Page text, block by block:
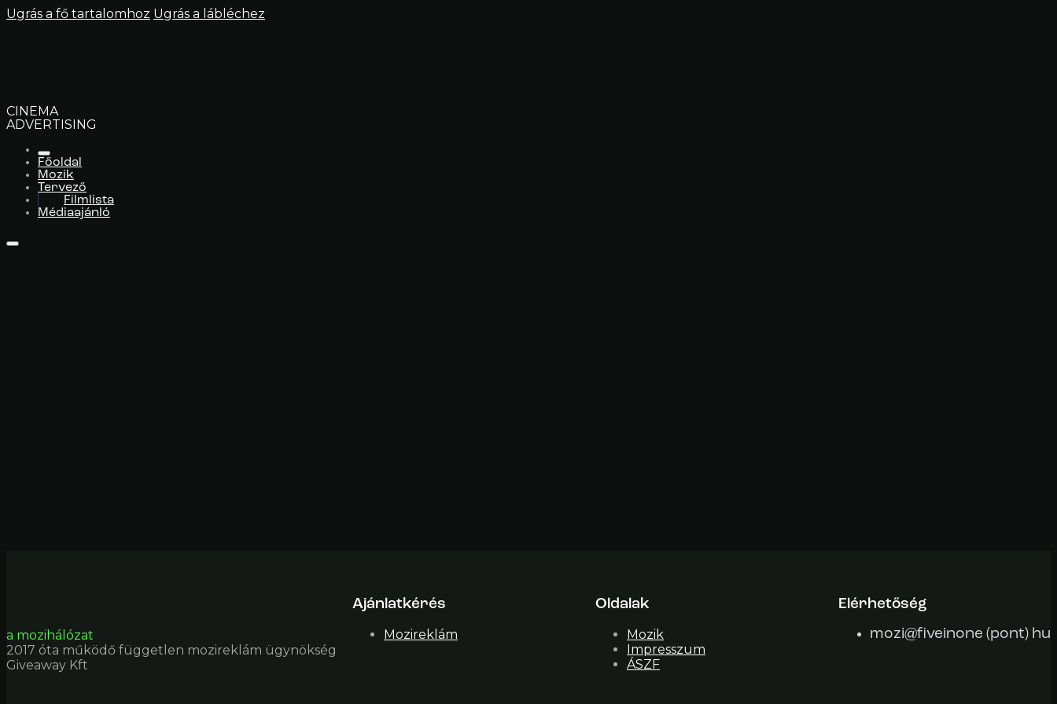
Ugrás a fő tartalomhoz Ugrás a lábléchez
CINEMA
ADVERTISING
Főoldal
Mozik
Tervező
Filmlista
Médiaajánló
a mozihálózat
2017 óta működő független mozireklám ügynökség
Giveaway Kft
Ajánlatkérés
Mozireklám
Oldalak
Mozik
Impresszum
ÁSZF
Elérhetőség
mozi@fiveinone (pont) hu